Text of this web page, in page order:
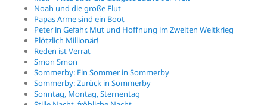
Noah und die große Flut
Papas Arme sind ein Boot
Peter in Gefahr. Mut und Hoffnung im Zweiten Weltkrieg
Plötzlich Millionär!
Reden ist Verrat
Smon Smon
Sommerby: Ein Sommer in Sommerby
Sommerby: Zurück in Sommerby
Sonntag, Montag, Sternentag